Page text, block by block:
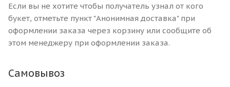
Если вы не хотите чтобы получатель узнал от кого
букет, отметьте пункт "Анонимная доставка" при
оформлении заказа через корзину или сообщите об
этом менеджеру при оформлении заказа.
Самовывоз